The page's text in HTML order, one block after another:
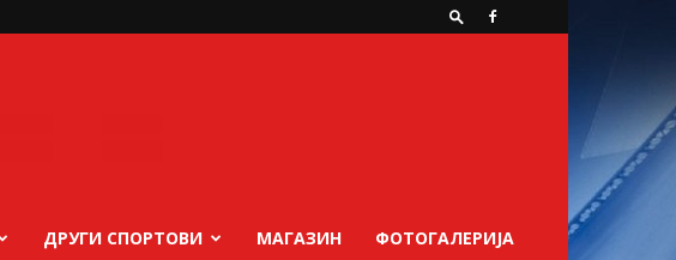
ДРУГИ СПОРТОВИ МАГАЗИН ФОТОГАЛЕРИЈА